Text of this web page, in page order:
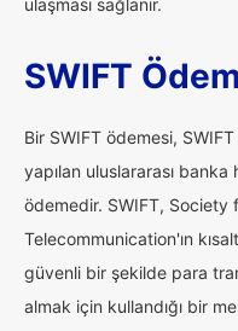
ulaşması sağlanır.
SWIFT
Bir SWIFT ödemesi,
yapılan uluslararası
ödemedir. SWIFT,
Telecommunication'ın
güvenli bir şekilde para
almak için kullandığı bir